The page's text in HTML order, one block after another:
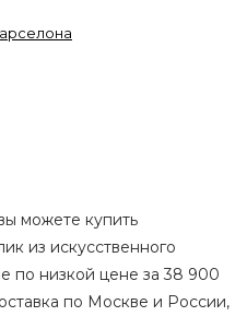
можете купить
из искусственного
по низкой цене за 38 900
по Москве и России,